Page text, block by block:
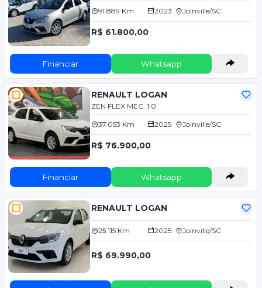
91.889 Km 2023 Joinville/SC
R$ 61.800,00
Financiar Whatsapp
RENAULT LOGAN
ZEN FLEX MEC. 1.0
37.053 Km 2025 Joinville/SC
R$ 76.900,00
Financiar Whatsapp
RENAULT LOGAN
25.115 Km 2025 Joinville/SC
R$ 69.990,00